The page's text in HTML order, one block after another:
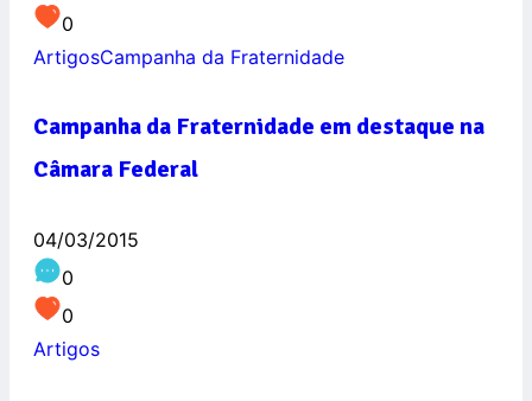
0
ArtigosCampanha da Fraternidade
Campanha da Fraternidade em destaque na
Câmara Federal
04/03/2015
0
0
Artigos